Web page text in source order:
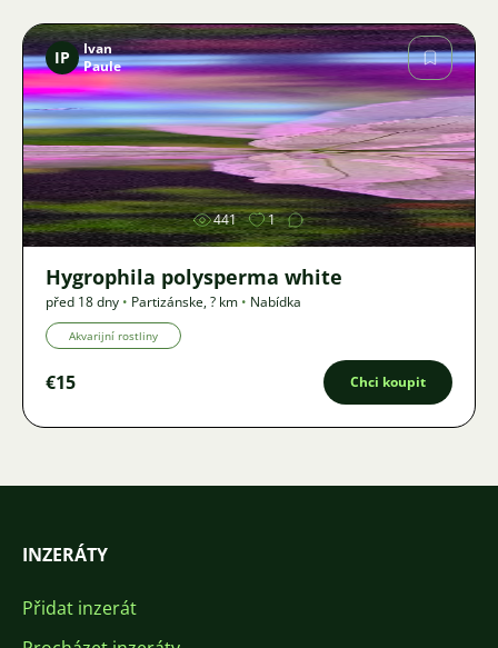
Obrázek
IP
Ivan
Paule
441 1
Hygrophila polysperma white
před 18 dny • Partizánske,? km • Nabídka
Akvarijní rostliny
€15 Chci koupit
INZERÁTY
Přidat inzerát